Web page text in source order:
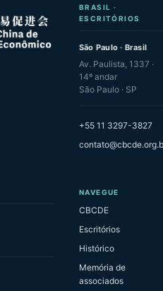
BRASIL ·
ESCRITÓRIOS
São Paulo · Brasil
Av. Paulista, 1337 ·
14º andar
São Paulo · SP
+55 11 3297-3827
NAVEGUE
CBCDE
Escritórios
Histórico
Memória de
associados